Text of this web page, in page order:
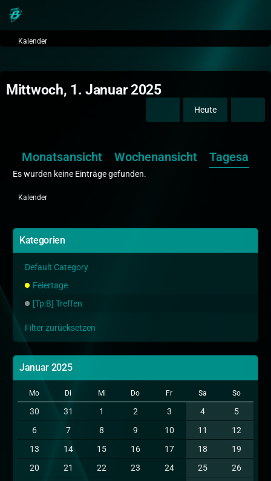
Kalender
Mittwoch, 1. Januar 2025
Heute
Monatsansicht Wochenansicht
Es wurden keine Einträge gefunden.
Kalender
Kategorien
Default Category
Feiertage
[Tp:B] Treffen
Filter zurücksetzen
Januar 2025
Mo Di Mi Do Fr Sa So
30 31 1 2 3 4
5
6
7 8 9 10 11
12
13
14 15 16 17 18
19
20
21 22 23 24 25
26